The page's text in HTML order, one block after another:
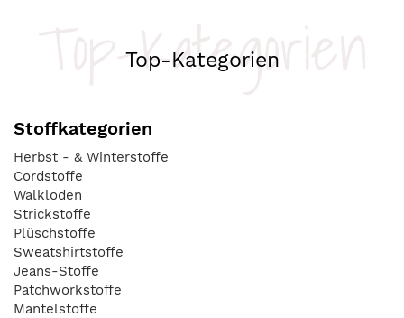
Top-Kategorien
Top-Kategorien
Stoffkategorien
Herbst - & Winterstoffe
Cordstoffe
Walkloden
Strickstoffe
Plüschstoffe
Sweatshirtstoffe
Jeans-Stoffe
Patchworkstoffe
Mantelstoffe